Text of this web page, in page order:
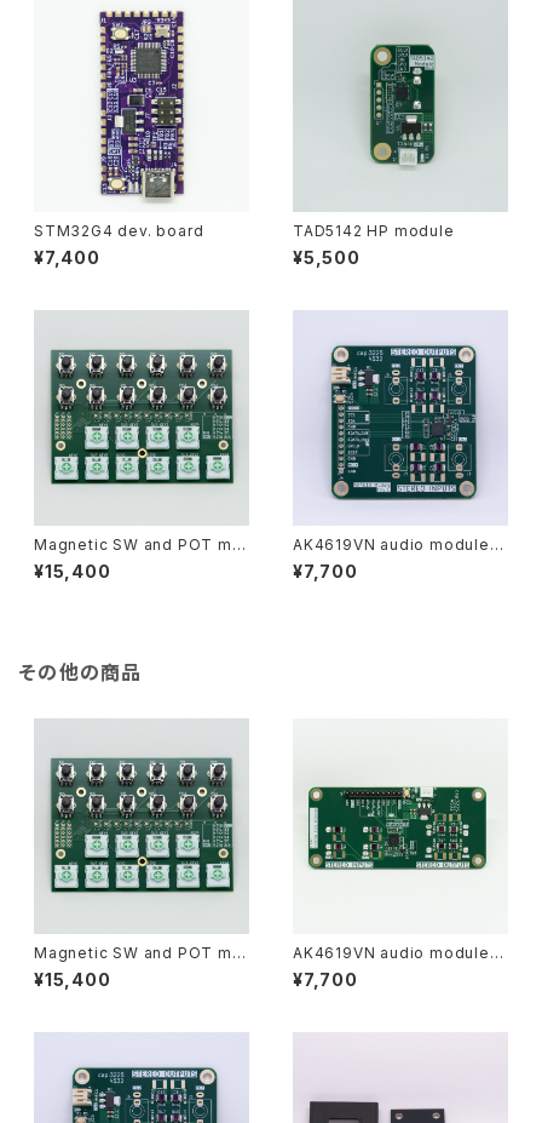
STM32G4 dev. board
¥7,400
TAD5142 HP module
¥5,500
Magnetic SW and POT mo
dule
¥15,400
AK4619VN audio module
(2x2)
¥7,700
その他の商品
Magnetic SW and POT mo
dule
¥15,400
AK4619VN audio module (1
x4)
¥7,700